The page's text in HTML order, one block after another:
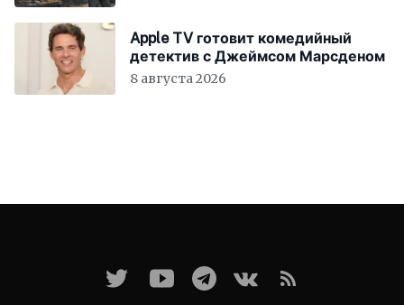
Apple TV готовит комедийный
детектив с Джеймсом Марсденом
8 августа 2026